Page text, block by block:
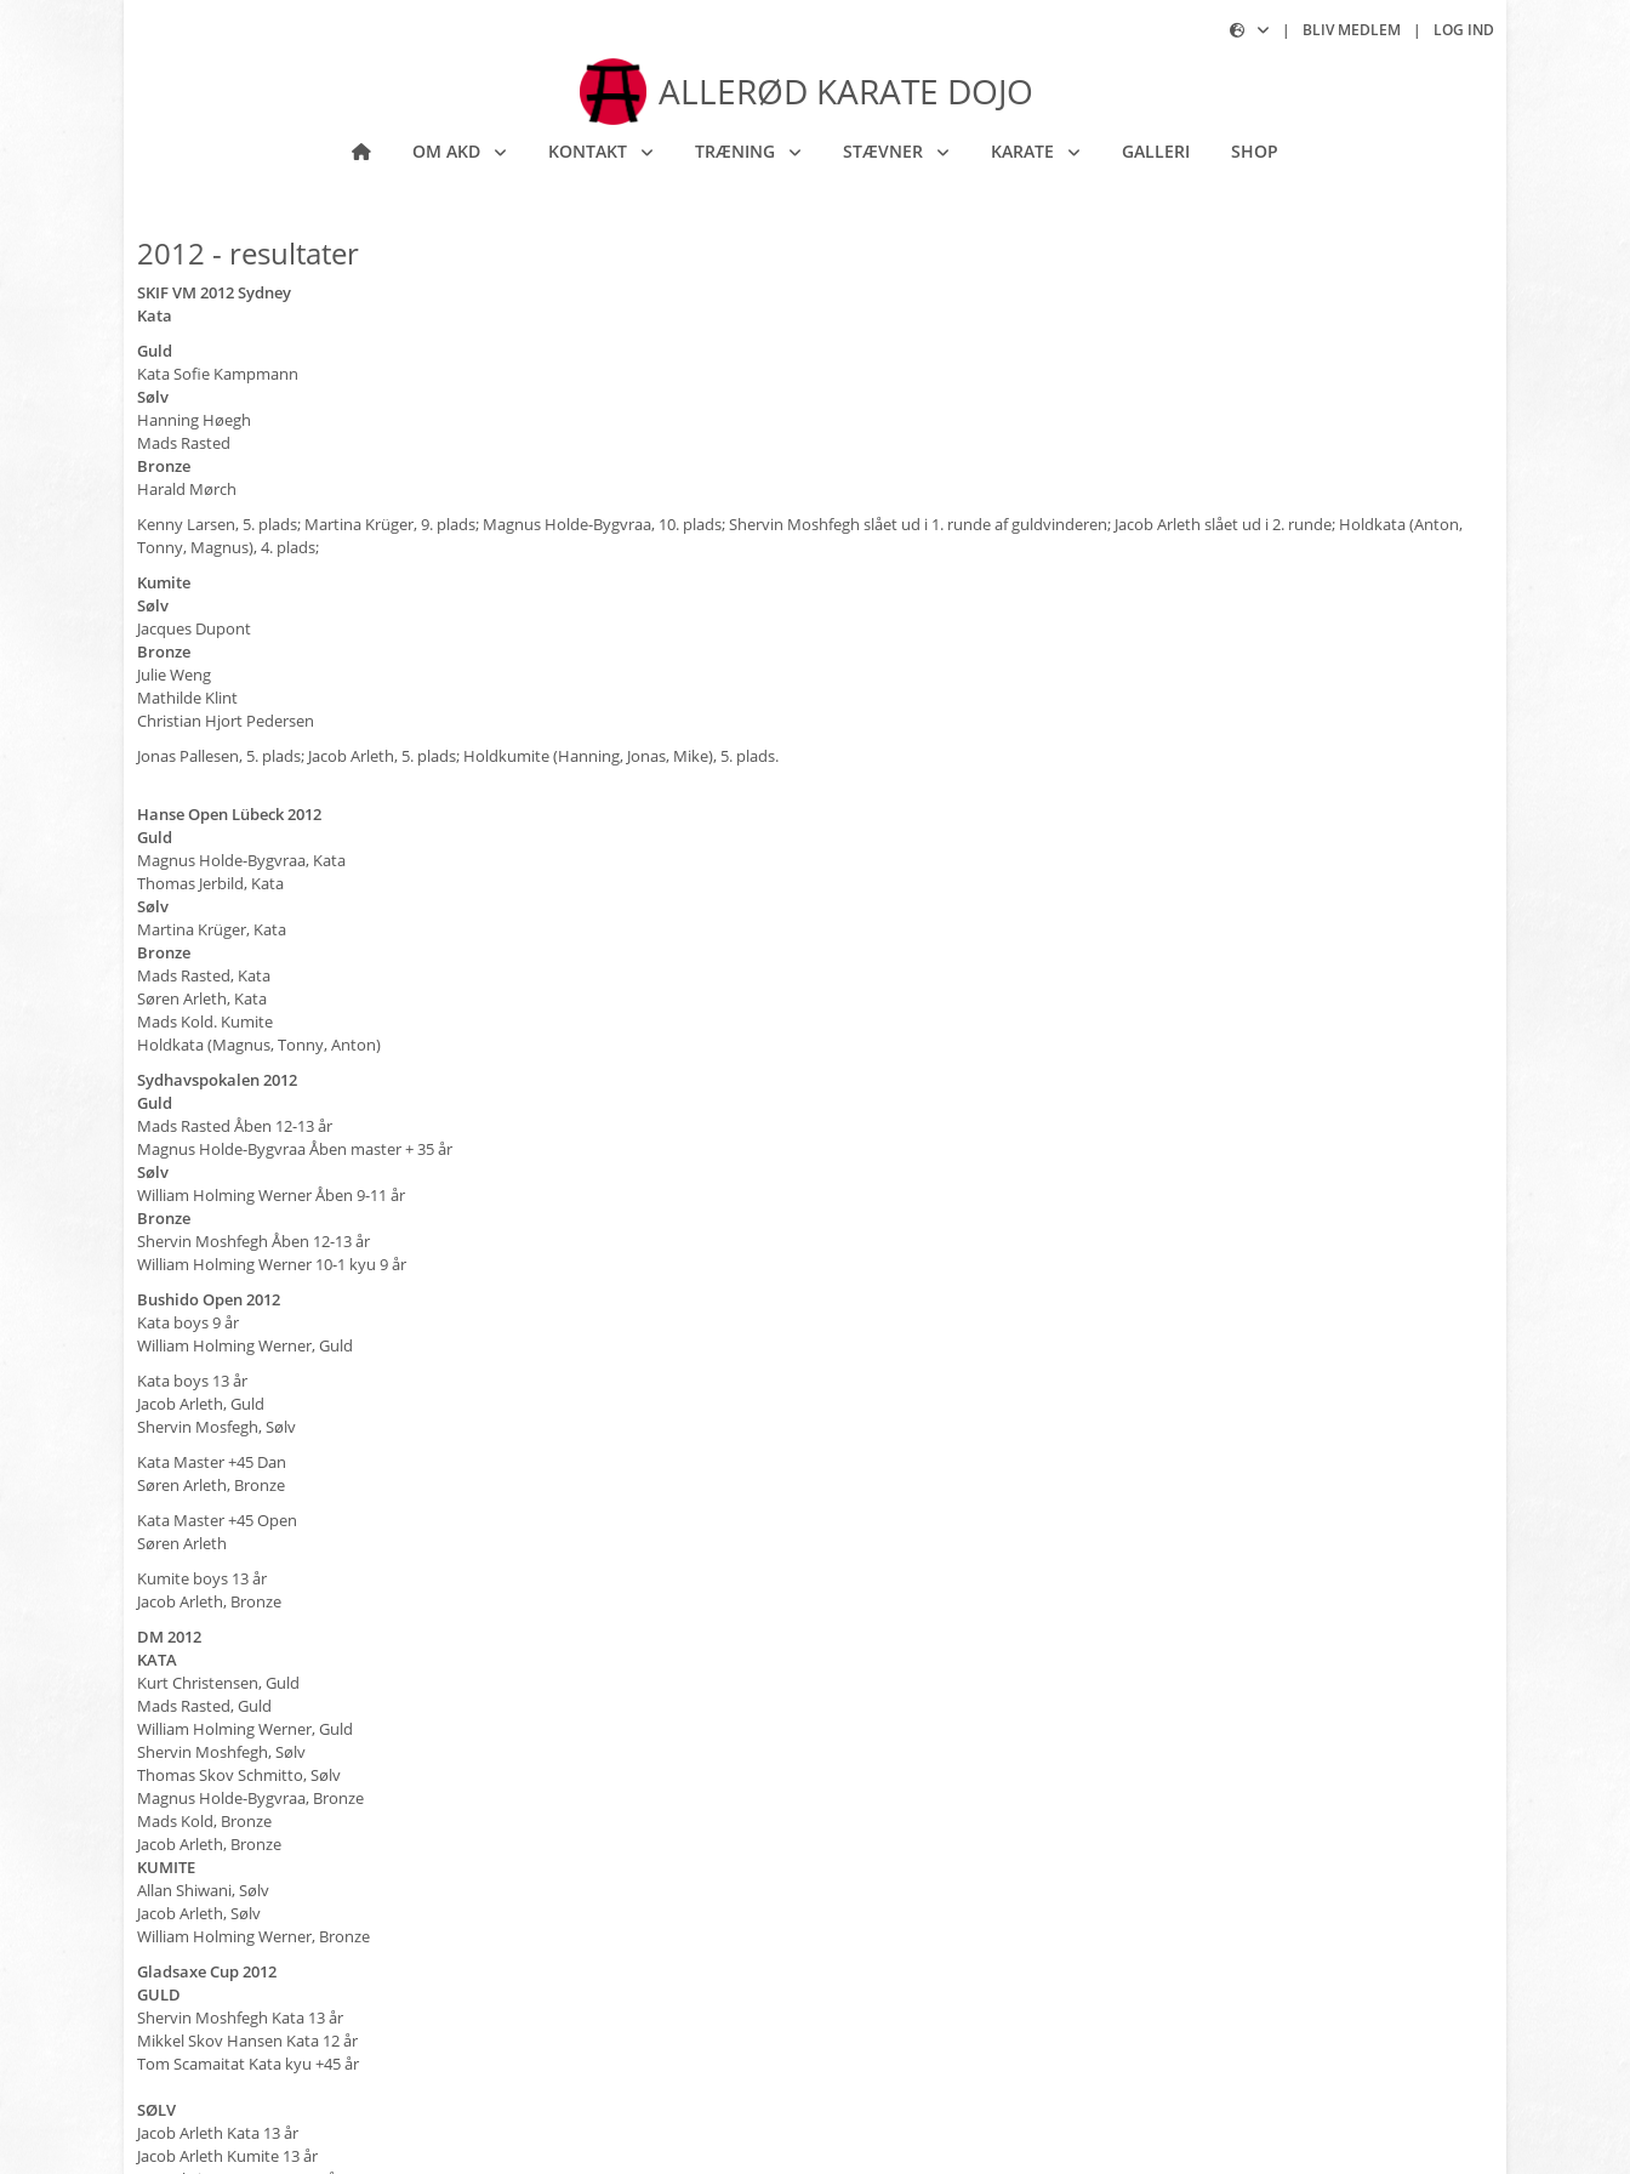
| BLIV MEDLEM | LOG IND
ALLERØD KARATE DOJO
OM AKD KONTAKT TRÆNING STÆVNER KARATE GALLERI SHOP
2012 - resultater
SKIF VM 2012 Sydney
Kata
Guld
Kata Sofie Kampmann
Sølv
Hanning Høegh
Mads Rasted
Bronze
Harald Mørch
Kenny Larsen, 5. plads; Martina Krüger, 9. plads; Magnus Holde-Bygvraa, 10. plads; Shervin Moshfegh slået ud i 1. runde af guldvinderen; Jacob Arleth slået ud i 2. runde; Holdkata (Anton,
Tonny, Magnus), 4. plads;
Kumite
Sølv
Jacques Dupont
Bronze
Julie Weng
Mathilde Klint
Christian Hjort Pedersen
Jonas Pallesen, 5. plads; Jacob Arleth, 5. plads; Holdkumite (Hanning, Jonas, Mike), 5. plads.
Hanse Open Lübeck 2012
Guld
Magnus Holde-Bygvraa, Kata
Thomas Jerbild, Kata
Sølv
Martina Krüger, Kata
Bronze
Mads Rasted, Kata
Søren Arleth, Kata
Mads Kold. Kumite
Holdkata (Magnus, Tonny, Anton)
Sydhavspokalen 2012
Guld
Mads Rasted Åben 12-13 år
Magnus Holde-Bygvraa Åben master + 35 år
Sølv
William Holming Werner Åben 9-11 år
Bronze
Shervin Moshfegh Åben 12-13 år
William Holming Werner 10-1 kyu 9 år
Bushido Open 2012
Kata boys 9 år
William Holming Werner, Guld
Kata boys 13 år
Jacob Arleth, Guld
Shervin Mosfegh, Sølv
Kata Master +45 Dan
Søren Arleth, Bronze
Kata Master +45 Open
Søren Arleth
Kumite boys 13 år
Jacob Arleth, Bronze
DM 2012
KATA
Kurt Christensen, Guld
Mads Rasted, Guld
William Holming Werner, Guld
Shervin Moshfegh, Sølv
Thomas Skov Schmitto, Sølv
Magnus Holde-Bygvraa, Bronze
Mads Kold, Bronze
Jacob Arleth, Bronze
KUMITE
Allan Shiwani, Sølv
Jacob Arleth, Sølv
William Holming Werner, Bronze
Gladsaxe Cup 2012
GULD
Shervin Moshfegh Kata 13 år
Mikkel Skov Hansen Kata 12 år
Tom Scamaitat Kata kyu +45 år
SØLV
Jacob Arleth Kata 13 år
Jacob Arleth Kumite 13 år